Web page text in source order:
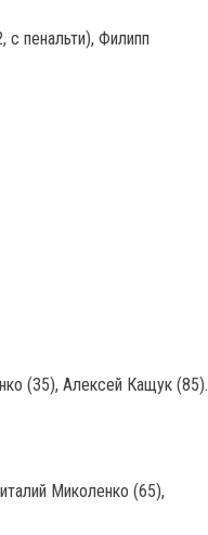
пенальти), Филипп
(35), Алексей Кащук (85).
Миколенко (65),